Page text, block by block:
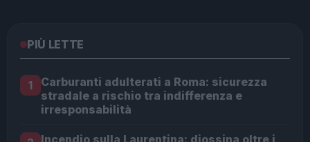
PIÙ LETTE
1
Carburanti adulterati a Roma: sicurezza
stradale a rischio tra indifferenza e
irresponsabilità